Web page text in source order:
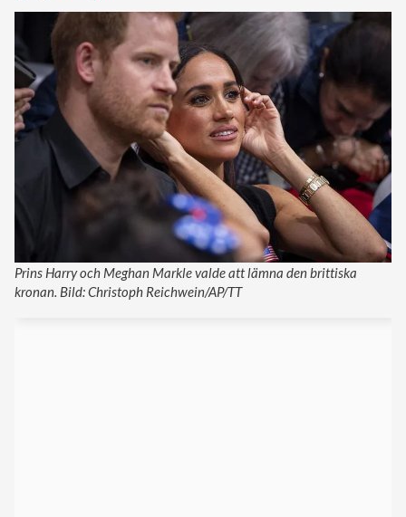
Prins Harry och Meghan Markle valde att lämna den brittiska
kronan. Bild: Christoph Reichwein/AP/TT